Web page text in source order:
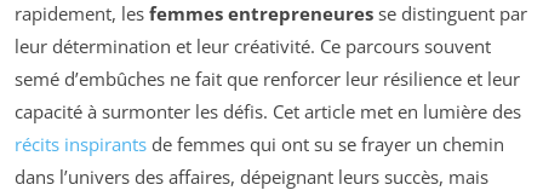
rapidement, les femmes entrepreneures se distinguent par
leur détermination et leur créativité. Ce parcours souvent
semé d’embûches ne fait que renforcer leur résilience et leur
capacité à surmonter les défis. Cet article met en lumière des
récits inspirants de femmes qui ont su se frayer un chemin
dans l’univers des affaires, dépeignant leurs succès, mais